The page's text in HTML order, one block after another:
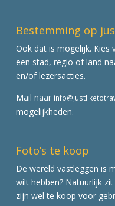
Bestemming op
Ook dat is mogelijk. Kies
een stad, regio of land
en/of lezersacties.
Mail naar
mogelijkheden.
Foto’s te koop
De wereld vastleggen is
wilt hebben? Natuurlijk
zijn wel te koop voor